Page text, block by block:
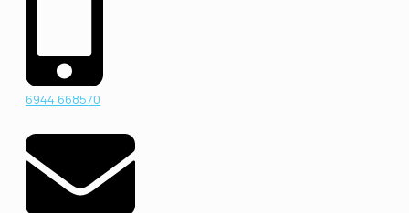
6944 668570